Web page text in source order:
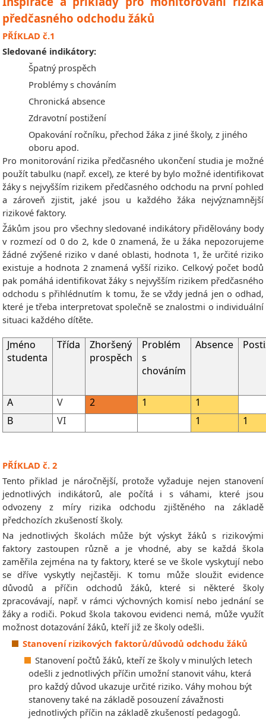
předčasného odchodu žáků
PŘÍKLAD č.1
Sledované indikátory:
Špatný prospěch
Problémy s chováním
Chronická absence
Zdravotní postižení
Opakování ročníku, přechod žáka z jiné školy, z jiného
oboru apod.
Pro monitorování rizika předčasného ukončení studia je možné
použít tabulku (např. excel), ze které by bylo možné identifikovat
žáky s nejvyšším rizikem předčasného odchodu na první pohled
a zároveň zjistit, jaké jsou u každého žáka nejvýznamnější
rizikové faktory.
Žákům jsou pro všechny sledované indikátory přidělovány body
v rozmezí od 0 do 2, kde 0 znamená, že u žáka nepozorujeme
žádné zvýšené riziko v dané oblasti, hodnota 1, že určité riziko
existuje a hodnota 2 znamená vyšší riziko. Celkový počet bodů
pak pomáhá identifikovat žáky s nejvyšším rizikem předčasného
odchodu s přihlédnutím k tomu, že se vždy jedná jen o odhad,
které je třeba interpretovat společně se znalostmi o individuální
situaci každého dítěte.
Jméno
studenta
Třída
Zhoršený
prospěch
Problém
s
chováním
Absence
A V 2 1
1
B
VI 1 1
PŘÍKLAD č. 2
Tento přiklad je náročnější, protože vyžaduje nejen stanovení
jednotlivých indikátorů, ale počítá i s váhami, které jsou
odvozeny z míry rizika odchodu zjištěného na základě
předchozích zkušeností školy.
Na jednotlivých školách může být výskyt žáků s rizikovými
faktory zastoupen různě a je vhodné, aby se každá škola
zaměřila zejména na ty faktory, které se ve škole vyskytují nebo
se dříve vyskytly nejčastěji. K tomu může sloužit evidence
důvodů a příčin odchodů žáků, které si některé školy
zpracovávají, např. v rámci výchovných komisí nebo jednání se
žáky a rodiči. Pokud škola takovou evidenci nemá, může využít
možnost dotazování žáků, kteří již ze školy odešli.
Stanovení rizikových faktorů/důvodů odchodu žáků
Stanovení počtů žáků, kteří ze školy v minulých letech
odešli z jednotlivých příčin umožní stanovit váhu, která
pro každý důvod ukazuje určité riziko. Váhy mohou být
stanoveny také na základě posouzení závažnosti
jednotlivých příčin na základě zkušeností pedagogů.